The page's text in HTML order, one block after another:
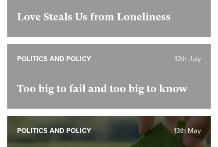
Love Steals Us from Loneliness
Too big to fail and too big to know
12th July
POLITICS AND POLICY
13th May
POLITICS AND POLICY